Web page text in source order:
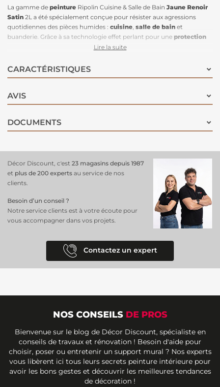
La gamme de peinture Ripolin Cuisine & Salle de Bain Jaune Renoir
Satin 2L a été spécialement conçue pour résister aux agressions
quotidiennes des pièces humides : cuisine salle de bain et
buanderie. Grâce à sa technologie effet perlant pour une protection
aux traces d'eau, l'eau ne pénètre pas le support mais
et particulièrement résistante aux graisses et à
une éponge suffisent à garantir des murs d'une propreté
glycérophtaliques. Cette peinture est également concentrée en
principes actifs, ce qui lui permet une granderésistance aux
temps. Sobre et délicate, la teinte
Lire la suite
CARACTÉRISTIQUES
AVIS
DOCUMENTS
Décor Discount, c'est 23 magasins depuis 1987
et plus de 200 experts au service de nos
clients.
Besoin d’un conseil ?
Notre service clients est à votre écoute pour
vous accompagner dans vos projets.
Contactez un expert
NOS CONSEILS DE PROS
Bienvenue sur le blog de Décor Discount, spécialiste en
conseils de travaux et rénovation ! Besoin d'aide pour
choisir, poser ou entretenir un support mural ? Nos experts
vous libèrent ici tous leurs secrets peinture intérieure pour
avoir les bons gestes et découvrir les meilleures tendances
de décoration !